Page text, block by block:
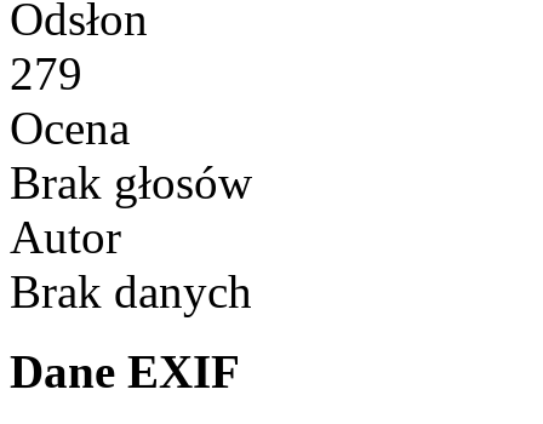
Odsłon
279
Ocena
Brak głosów
Autor
Brak danych
Dane EXIF